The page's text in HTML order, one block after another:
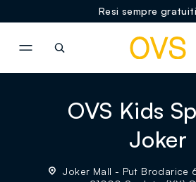
Resi sempre gratuiti
OVS Kids
Joker
Joker Mall - Put Brodarice